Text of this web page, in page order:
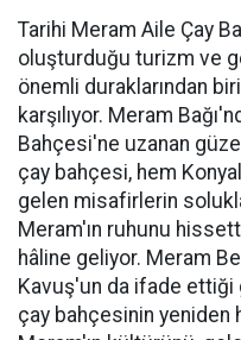
Tarihi Meram Aile Çay
oluşturduğu turizm ve
önemli duraklarından
karşılıyor. Meram
Bahçesi'ne uzanan
çay bahçesi, hem
gelen misafirlerin
Meram'ın ruhunu
hâline geliyor. Meram
Kavuş'un da ifade ettiği
çay bahçesinin